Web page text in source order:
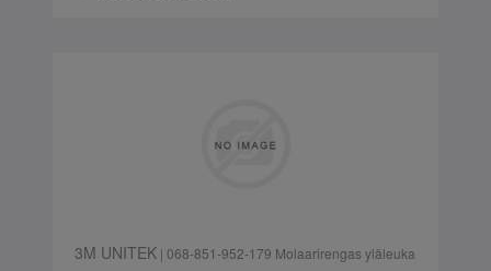
3M UNITEK| 068-851-952-179 Molaarirengas yläleuka